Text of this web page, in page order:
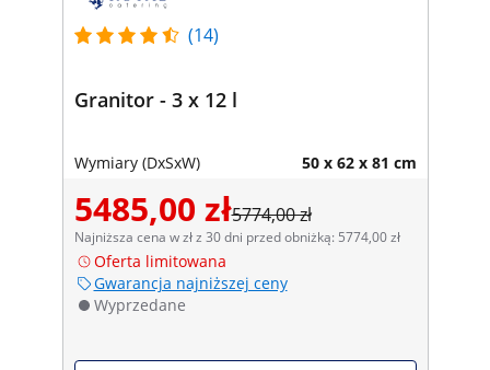
(14)
Granitor - 3 x 12 l
Wymiary (DxSxW) 50 x 62 x 81 cm
5485,00 zł5774,00 zł
Najniższa cena w zł z 30 dni przed obniżką: 5774,00 zł
Oferta limitowana
Gwarancja najniższej ceny
Wyprzedane